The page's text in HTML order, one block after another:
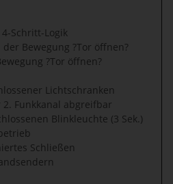
Schritt-Logik
Bewegung ?Tor öffnen?
?Tor öffnen?
Lichtschranken
Funkkanal abgreifbar
Blinkleuchte (3 Sek.)
Schließen